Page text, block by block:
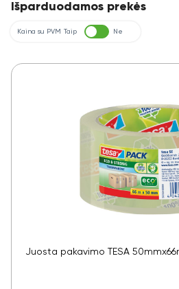
Išparduodamos prekės
Kaina su PVM Taip Ne
Juosta pakavimo TESA